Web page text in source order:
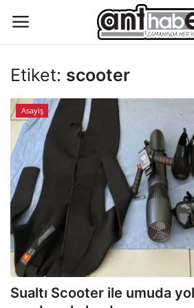
Eğitim
Aktüel Magazin
Hakkımızda
İletişim
Asayiş
Etiket: scooter
Asayiş
Sualtı Scooter ile umuda